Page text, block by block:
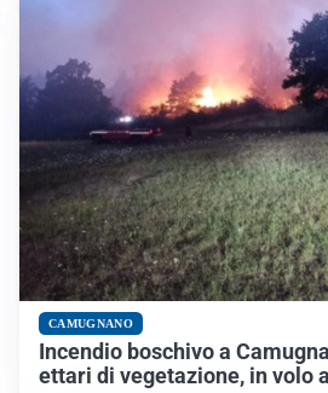
CAMUGNANO
Incendio boschivo a
ettari di vegetazione, in volo